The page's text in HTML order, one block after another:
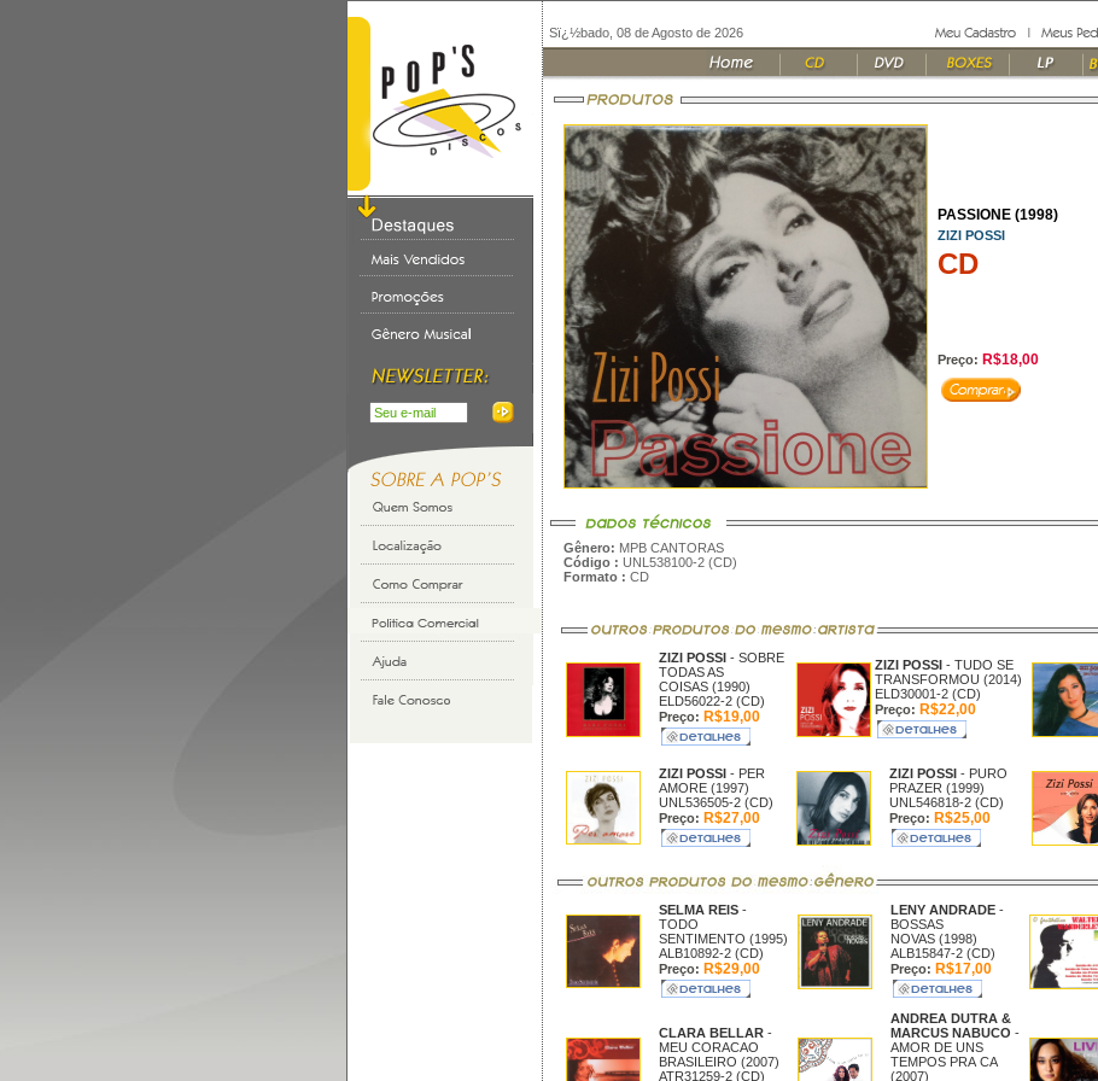
Sï¿½bado, 08 de Agosto de 2026
PASSIONE (1998)
ZIZI POSSI
CD
Preço: R$18,00
Gênero: MPB CANTORAS
Código : UNL538100-2 (CD)
Formato : CD
ZIZI POSSI - SOBRE
TODAS AS
COISAS (1990)
ELD56022-2 (CD)
Preço: R$19,00
ZIZI POSSI - TUDO SE
TRANSFORMOU (2014)
ELD30001-2 (CD)
Preço: R$22,00
ZIZI POSSI - PER
AMORE (1997)
UNL536505-2 (CD)
Preço: R$27,00
ZIZI POSSI - PURO
PRAZER (1999)
UNL546818-2 (CD)
Preço: R$25,00
SELMA REIS -
TODO
SENTIMENTO (1995)
ALB10892-2 (CD)
Preço: R$29,00
LENY ANDRADE -
BOSSAS
NOVAS (1998)
ALB15847-2 (CD)
Preço: R$17,00
CLARA BELLAR -
MEU CORACAO
BRASILEIRO (2007)
ATR31259-2 (CD)
ANDREA DUTRA &
MARCUS NABUCO -
AMOR DE UNS
TEMPOS PRA CA
(2007)